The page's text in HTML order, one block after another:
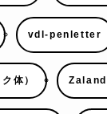
vdl-penletter
体）